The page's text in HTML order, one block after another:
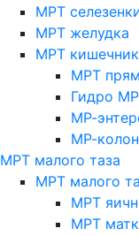
МРТ
МРТ желудка
МРТ
МРТ
Гидро
МР-
МР-
МРТ малого таза
МРТ малого
МРТ
МРТ